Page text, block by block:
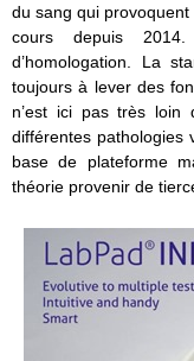
du sang qui
cours depuis
d’homologation. La
toujours à lever des
n’est ici pas très loin
différentes pathologies
base de plateforme
théorie provenir de